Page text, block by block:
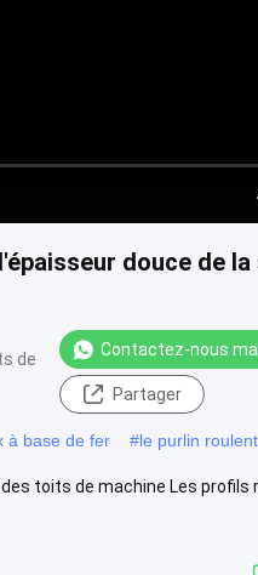
douce de
de
Contactez-nous
Partager
à base de fer #le purlin
toits de machine Les profils